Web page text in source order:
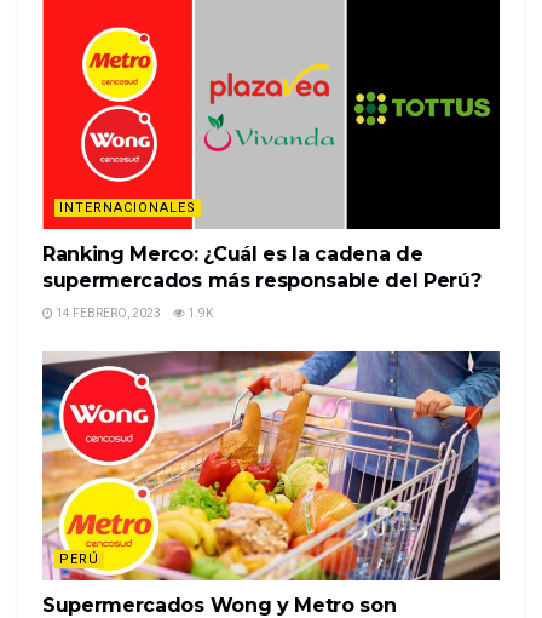
taken this fall, as fund managers prepare for 2020
by adding risk to their portfolios.People are looking
at their funds and thinking what can generate
performance ne…
%%item_leer_más_button%%
INTERNACIONALES
Ranking Merco: ¿Cuál es la cadena de
supermercados más responsable del Perú?
14 FEBRERO, 2023 1.9K
PERÚ
Supermercados Wong y Metro son